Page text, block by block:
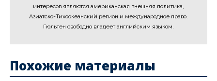
интересов являются американская внешняя политика,
Азиатско-Тихоокеанский регион и международное право.
Гюльтен свободно владеет английским языком.
Похожие материалы